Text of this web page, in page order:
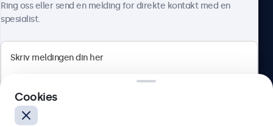
Ring oss eller send en melding for direkte kontakt med en
spesialist.
Cookies